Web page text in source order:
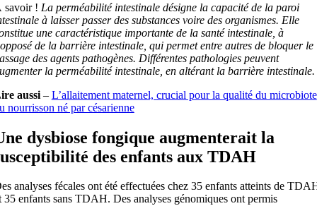
savoir ! La perméabilité intestinale désigne la capacité de la paroi
à laisser passer des substances voire des organismes. Elle
une caractéristique importante de la santé intestinale, à
de la barrière intestinale, qui permet entre autres de bloquer le
des agents pathogènes. Différentes pathologies peuvent
la perméabilité intestinale, en altérant la barrière intestinale.
aussi– L’allaitement maternel, crucial pour la qualité du microbiote
nourrisson né par césarienne
dysbiose fongique augmenterait la
des enfants aux TDAH
analyses fécales ont été effectuées chez 35 enfants atteints de
35 enfants sans TDAH. Des analyses génomiques ont permis